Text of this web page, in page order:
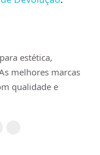
estética,
melhores marcas
qualidade e